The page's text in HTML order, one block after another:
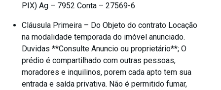
PIX) Ag – 7952 Conta – 27569-6
Cláusula Primeira – Do Objeto do contrato Locação
na modalidade temporada do imóvel anunciado.
Duvidas **Consulte Anuncio ou proprietário**; O
prédio é compartilhado com outras pessoas,
moradores e inquilinos, porem cada apto tem sua
entrada e saída privativa. Não é permitido fumar,